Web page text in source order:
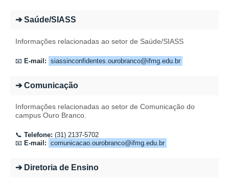
➔ Saúde/SIASS
Informações relacionadas ao setor de Saúde/SIASS
📧 E-mail: siassinconfidentes.ourobranco@ifmg.edu.br
➔ Comunicação
Informações relacionadas ao setor de Comunicação do
campus Ouro Branco.
📞 Telefone: (31) 2137-5702
📧 E-mail: comunicacao.ourobranco@ifmg.edu.br
➔ Diretoria de Ensino